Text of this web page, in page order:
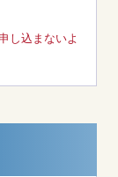
し込まないよ